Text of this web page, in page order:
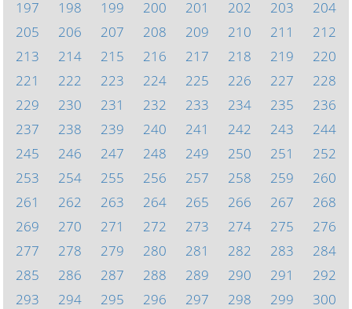
197
198 199 200 201 202 203
204
205
206 207 208 209 210 211
212
213
214 215 216 217 218 219
220
221
222 223 224 225 226 227
228
229
230 231 232 233 234 235
236
237
238 239 240 241 242 243
244
245
246 247 248 249 250 251
252
253
254 255 256 257 258 259
260
261
262 263 264 265 266 267
268
269
270 271 272 273 274 275
276
277
278 279 280 281 282 283
284
285
286 287 288 289 290 291
292
293
294 295 296 297 298 299
300